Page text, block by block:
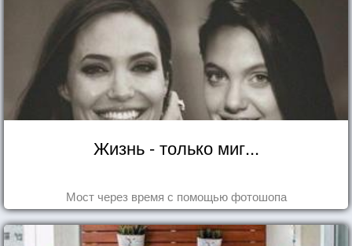
Жизнь - только миг...
Мост через время с помощью фотошопа